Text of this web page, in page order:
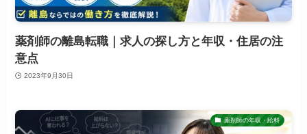
薬剤師の離島転職｜求人の探し方と年収・住居の注
意点
2023年9月30日
薬剤師の年収・給料